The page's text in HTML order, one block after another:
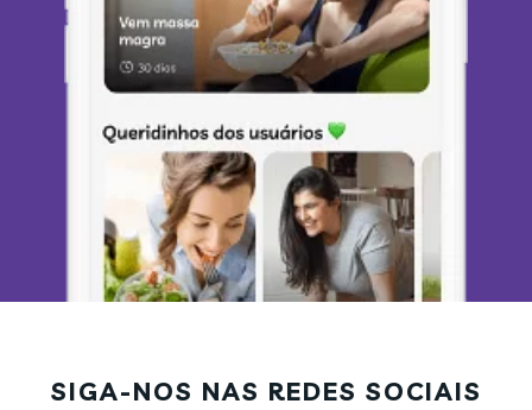
SIGA-NOS NAS REDES SOCIAIS